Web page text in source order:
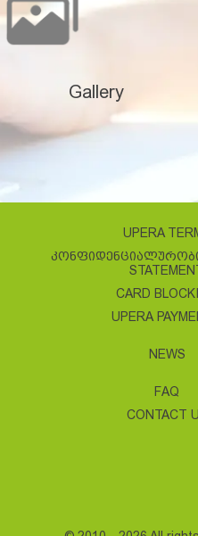
Gallery
UPERA
CARD
UPERA
NEWS
FAQ
CONTACT